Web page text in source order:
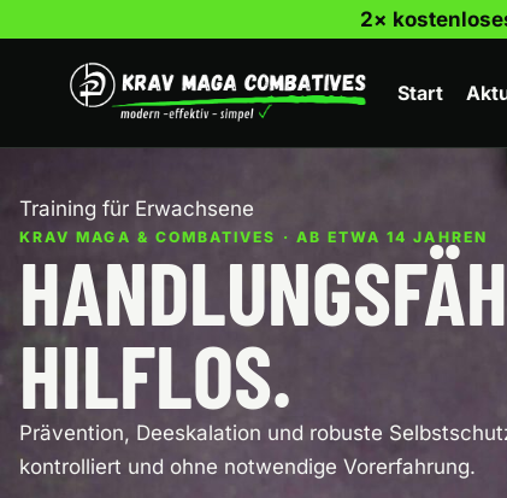
springen
2×
Start
Training für Erwachsene
KRAV MAGA & COMBATIVES · AB ETWA 14 JAHREN
HILFLOS.
Prävention, Deeskalation und robuste
kontrolliert und ohne notwendige Vorerfahrung.